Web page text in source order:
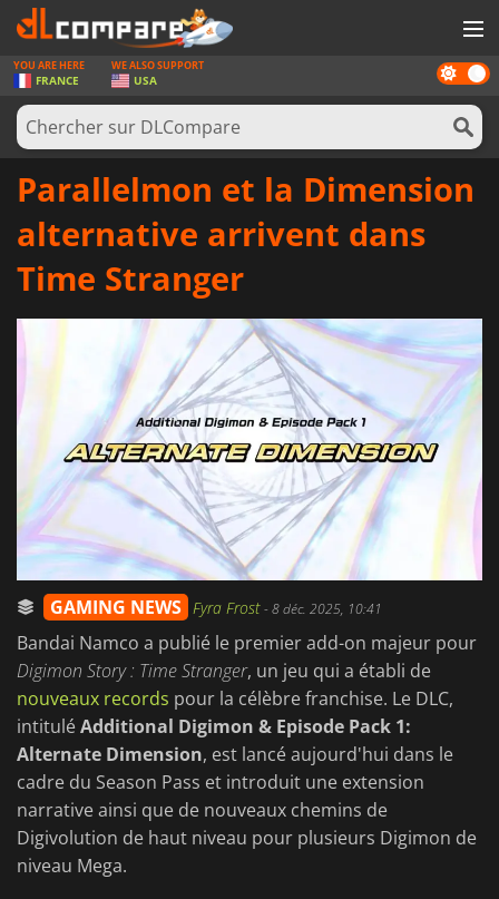
JEUX
CARTES PRÉPAYÉES
LOGICIELS
SE CONNECTER OU S'INSCRIRE
Dark
mode
YOU ARE HERE
FRANCE
WE ALSO SUPPORT
USA
Parallelmon et la Dimension
alternative arrivent dans
Time Stranger
GAMING NEWS Fyra Frost-8 déc. 2025, 10:41
Bandai Namco a publié le premier add-on majeur pour
Digimon Story : Time Stranger, un jeu qui a établi de
nouveaux records pour la célèbre franchise. Le DLC,
intituléAdditional Digimon & Episode Pack 1:
Alternate Dimension, est lancé aujourd'hui dans le
cadre du Season Pass et introduit une extension
narrative ainsi que de nouveaux chemins de
Digivolution de haut niveau pour plusieurs Digimon de
niveau Mega.